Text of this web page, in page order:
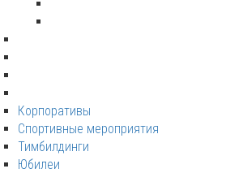
Корпоративы
Спортивные мероприятия
Тимбилдинги
Юбилеи